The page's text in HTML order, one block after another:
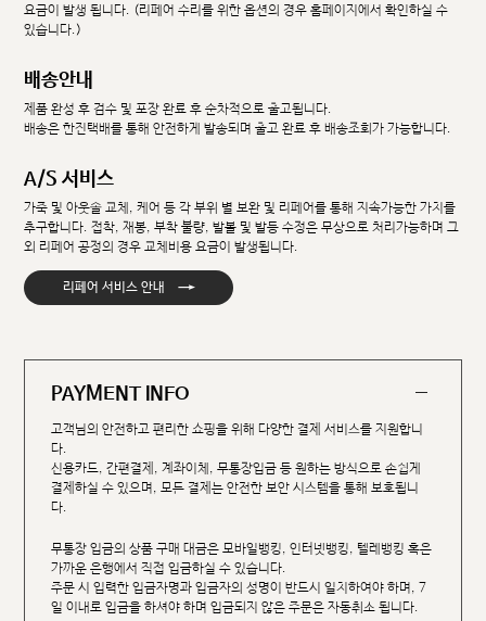
요금이 발생 됩니다. (리페어 수리를 위한 옵션의 경우 홈페이지에서 확인하실 수
있습니다.)
배송안내
제품 완성 후 검수 및 포장 완료 후 순차적으로 출고됩니다.
배송은 한진택배를 통해 안전하게 발송되며 출고 완료 후 배송조회가 가능합니다.
A/S 서비스
가죽 및 아웃솔 교체, 케어 등 각 부위 별 보완 및 리페어를 통해 지속가능한 가치를
추구합니다. 접착, 재봉, 부착 불량, 발볼 및 발등 수정은 무상으로 처리가능하며 그
외 리페어 공정의 경우 교체비용 요금이 발생됩니다.
리페어 서비스 안내 →
PAYMENT INFO
고객님의 안전하고 편리한 쇼핑을 위해 다양한 결제 서비스를 지원합니
다.
신용카드, 간편결제, 계좌이체, 무통장입금 등 원하는 방식으로 손쉽게
결제하실 수 있으며, 모든 결제는 안전한 보안 시스템을 통해 보호됩니
다.
무통장 입금의 상품 구매 대금은 모바일뱅킹, 인터넷뱅킹, 텔레뱅킹 혹은
가까운 은행에서 직접 입금하실 수 있습니다.
주문 시 입력한 입금자명과 입금자의 성명이 반드시 일치하여야 하며, 7
일 이내로 입금을 하셔야 하며 입금되지 않은 주문은 자동취소 됩니다.